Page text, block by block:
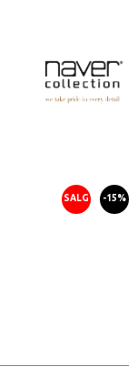
SALG -15%